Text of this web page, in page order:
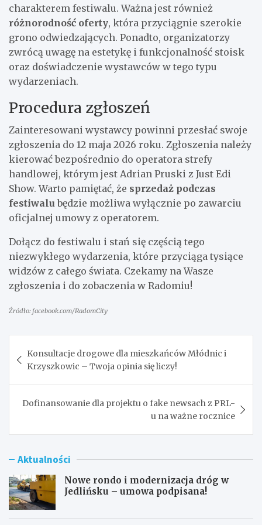
charakterem festiwalu. Ważna jest również
różnorodność oferty, która przyciągnie szerokie
grono odwiedzających. Ponadto, organizatorzy
zwrócą uwagę na estetykę i funkcjonalność stoisk
oraz doświadczenie wystawców w tego typu
wydarzeniach.
Procedura zgłoszeń
Zainteresowani wystawcy powinni przesłać swoje
zgłoszenia do 12 maja 2026 roku. Zgłoszenia należy
kierować bezpośrednio do operatora strefy
handlowej, którym jest Adrian Pruski z Just Edi
Show. Warto pamiętać, że sprzedaż podczas
festiwalu będzie możliwa wyłącznie po zawarciu
oficjalnej umowy z operatorem.
Dołącz do festiwalu i stań się częścią tego
niezwykłego wydarzenia, które przyciąga tysiące
widzów z całego świata. Czekamy na Wasze
zgłoszenia i do zobaczenia w Radomiu!
Źródło: facebook.com/RadomCity
wpisu
Konsultacje drogowe dla mieszkańców Młódnic i
Krzyszkowic – Twoja opinia się liczy!
Dofinansowanie dla projektu o fake newsach z PRL-
u na ważne rocznice
Aktualności
Nowe rondo i modernizacja dróg w
Jedlińsku – umowa podpisana!